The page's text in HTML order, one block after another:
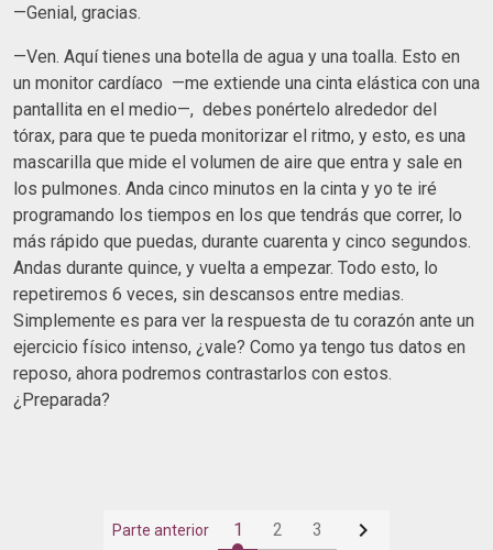
—Genial, gracias.
—Ven. Aquí tienes una botella de agua y una toalla. Esto en
un monitor cardíaco —me extiende una cinta elástica con una
pantallita en el medio—, debes ponértelo alrededor del
tórax, para que te pueda monitorizar el ritmo, y esto, es una
mascarilla que mide el volumen de aire que entra y sale en
los pulmones. Anda cinco minutos en la cinta y yo te iré
programando los tiempos en los que tendrás que correr, lo
más rápido que puedas, durante cuarenta y cinco segundos.
Andas durante quince, y vuelta a empezar. Todo esto, lo
repetiremos 6 veces, sin descansos entre medias.
Simplemente es para ver la respuesta de tu corazón ante un
ejercicio físico intenso, ¿vale? Como ya tengo tus datos en
reposo, ahora podremos contrastarlos con estos.
¿Preparada?
Parte anterior 1 2 3 